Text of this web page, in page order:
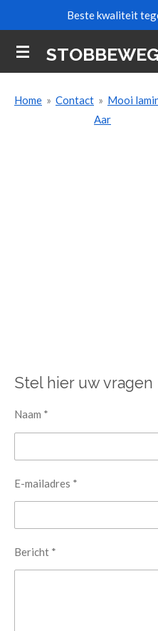
naar
de
Beste kwaliteit
Home » Contact » Mooi
Aar
Stel hier uw vragen
Naam *
E-mailadres *
Bericht *